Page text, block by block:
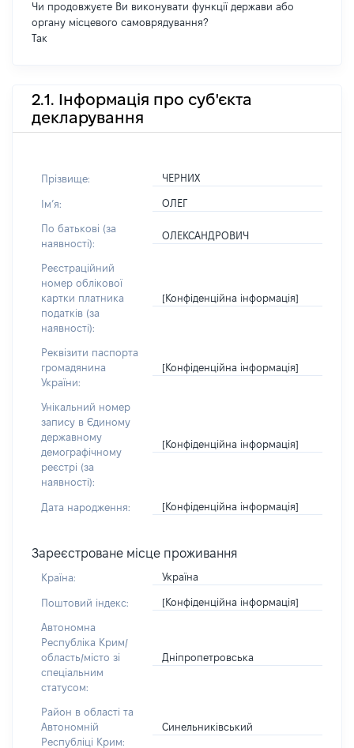
Чи продовжуєте Ви виконувати функції держави або
органу місцевого самоврядування?
Так
2.1. Інформація про суб'єкта
декларування
Прізвище: ЧЕРНИХ
Імʼя: ОЛЕГ
По батькові (за
наявності):
ОЛЕКСАНДРОВИЧ
Реєстраційний
номер облікової
картки платника
податків (за
наявності):
[Конфіденційна інформація]
Реквізити паспорта
громадянина
України:
[Конфіденційна інформація]
Унікальний номер
запису в Єдиному
державному
демографічному
реєстрі (за
наявності):
[Конфіденційна інформація]
Дата народження: [Конфіденційна інформація]
Зареєстроване місце проживання
Країна: Україна
Поштовий індекс: [Конфіденційна інформація]
Автономна
Республіка Крим/
область/місто зі
спеціальним
статусом:
Дніпропетровська
Район в області та
Автономній
Республіці Крим:
Синельниківський